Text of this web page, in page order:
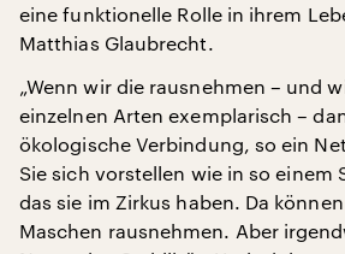
eine funktionelle Rolle in ihrem
Matthias Glaubrecht.
„Wenn wir die rausnehmen – und
einzelnen Arten exemplarisch –
ökologische Verbindung, so ein
Sie sich vorstellen wie in so einem
das sie im Zirkus haben. Da
Maschen rausnehmen. Aber